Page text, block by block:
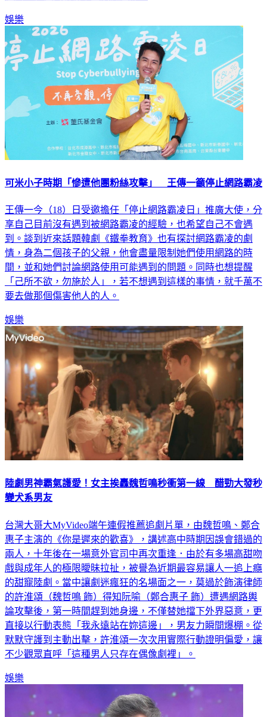
娛樂
可米小子時期「慘遭他團粉絲攻擊」 王傳一籲停止網路霸凌
王傳一今（18）日受邀擔任「停止網路霸凌日」推廣大使，分
享自己目前沒有遇到被網路霸凌的經驗，也希望自己不會遇
到。談到近來話題韓劇《鐵拳教育》也有探討網路霸凌的劇
情，身為二個孩子的父親，他會盡量限制她們使用網路的時
間，並和她們討論網路使用可能遇到的問題。同時也想提醒
「己所不欲，勿施於人」，若不想遇到這樣的事情，就千萬不
要去做那個傷害他人的人。
娛樂
陸劇男神霸氣護愛！女主挨轟魏哲鳴秒衝第一線 醋勁大發秒
變犬系男友
台灣大哥大MyVideo端午連假推薦追劇片單，由魏哲鳴、鄭合
惠子主演的《你是遲來的歡喜》，講述高中時期因誤會錯過的
兩人，十年後在一場意外官司中再次重逢．由於有多場高甜吻
戲與成年人的極限曖昧拉扯，被譽為近期最容易讓人一追上癮
的甜寵陸劇。當中讓劇迷瘋狂的名場面之一，莫過於飾演律師
的許淮頌（魏哲鳴 飾）得知阮喻（鄭合惠子 飾）遭遇網路輿
論攻擊後，第一時間趕到她身邊，不僅替她擋下外界惡意，更
直接以行動表態「我永遠站在妳這邊」，男友力瞬間爆棚。從
默默守護到主動出擊，許淮頌一次次用實際行動證明偏愛，讓
不少觀眾直呼「這種男人只存在偶像劇裡」。
娛樂